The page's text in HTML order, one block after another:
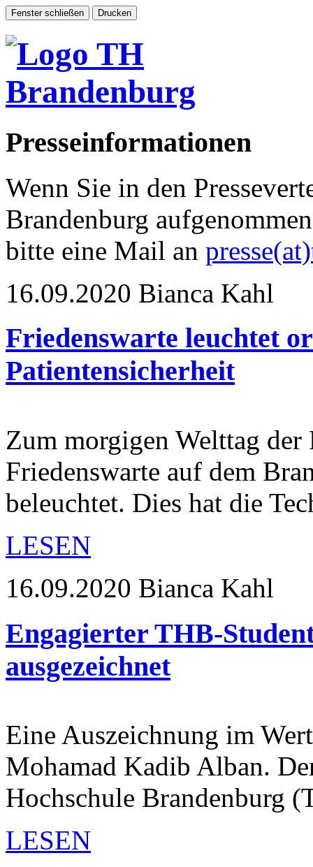
Presseinformationen
Wenn Sie in den
Brandenburg
bitte eine Mail an
16.09.2020 Bianca Kahl
Friedenswarte leuchtet
Patientensicherheit
Zum morgigen Welttag
Friedenswarte auf dem
beleuchtet. Dies hat die
LESEN
16.09.2020 Bianca Kahl
Engagierter THB-
ausgezeichnet
Eine Auszeichnung im
Mohamad Kadib Alban.
Hochschule Brandenburg
LESEN